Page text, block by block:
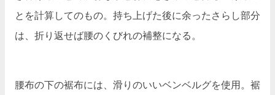
とを計算してのもの。持ち上げた後に余ったさらし部分
は、折り返せば腰のくびれの補整になる。
腰布の下の裾布には、滑りのいいベンベルグを使用。裾